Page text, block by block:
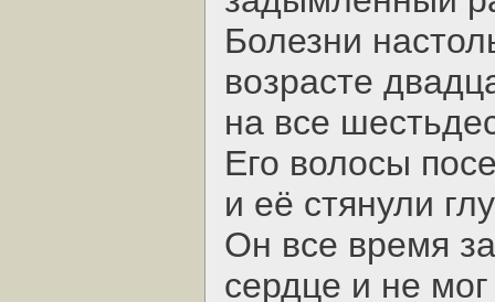
Болезни
возрасте
на все
Его волосы
и её стянули
Он все время
сердце и не мог